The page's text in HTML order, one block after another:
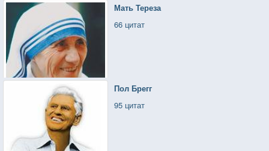
Мать Тереза
66 цитат
Пол Брегг
95 цитат